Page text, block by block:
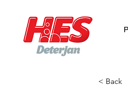
< Back